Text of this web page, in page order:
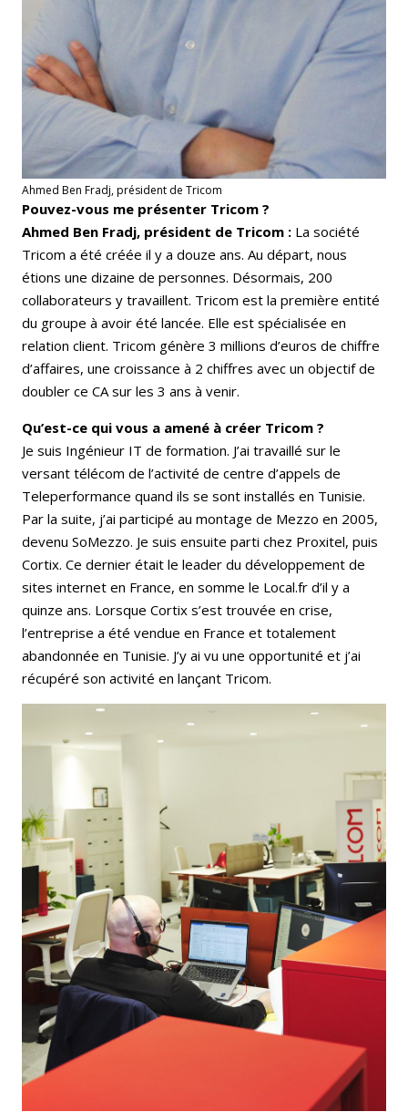
Ahmed Ben Fradj, président de Tricom
Pouvez-vous me présenter Tricom ?
Ahmed Ben Fradj, président de Tricom : La société
Tricom a été créée il y a douze ans. Au départ, nous
étions une dizaine de personnes. Désormais, 200
collaborateurs y travaillent. Tricom est la première entité
du groupe à avoir été lancée. Elle est spécialisée en
relation client. Tricom génère 3 millions d’euros de chiffre
d’affaires, une croissance à 2 chiffres avec un objectif de
doubler ce CA sur les 3 ans à venir.
Qu’est-ce qui vous a amené à créer Tricom ?
Je suis Ingénieur IT de formation. J’ai travaillé sur le
versant télécom de l’activité de centre d’appels de
Teleperformance quand ils se sont installés en Tunisie.
Par la suite, j’ai participé au montage de Mezzo en 2005,
devenu SoMezzo. Je suis ensuite parti chez Proxitel, puis
Cortix. Ce dernier était le leader du développement de
sites internet en France, en somme le Local.fr d’il y a
quinze ans. Lorsque Cortix s’est trouvée en crise,
l’entreprise a été vendue en France et totalement
abandonnée en Tunisie. J’y ai vu une opportunité et j’ai
récupéré son activité en lançant Tricom.